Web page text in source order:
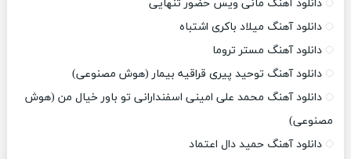
دانلود آهنگ مانی ویس حضور تنهایی
دانلود آهنگ میلاد باکری اشتباه
دانلود آهنگ مستر تروما
دانلود آهنگ توحید پیری قراقیه بیمار (هوش مصنوعی)
دانلود آهنگ محمد علی امینی اسفندارانی تو باور خیال من (هوش
مصنوعی)
دانلود آهنگ حمید دال اعتماد